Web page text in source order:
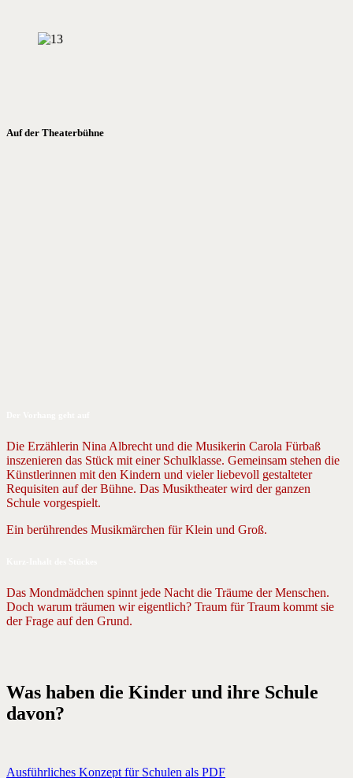
Auf der Theaterbühne
Die Erzählerin Nina Albrecht und die Musikerin Carola Fürbaß
inszenieren das Stück mit einer Schulklasse. Gemeinsam stehen die
Künstlerinnen mit den Kindern und vieler liebevoll gestalteter
Requisiten auf der Bühne. Das Musiktheater wird der ganzen
Schule vorgespielt.
Ein berührendes Musikmärchen für Klein und Groß.
Das Mondmädchen spinnt jede Nacht die Träume der Menschen.
Doch warum träumen wir eigentlich? Traum für Traum kommt sie
der Frage auf den Grund.
Was haben die Kinder und ihre Schule
davon?
Ausführliches Konzept für Schulen als PDF